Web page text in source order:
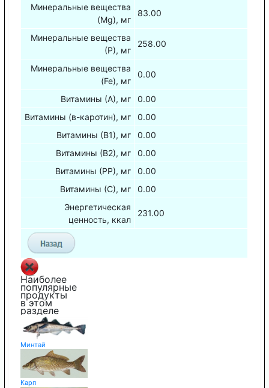
Минеральные вещества
(Mg), мг
83.00
Минеральные вещества
(Р), мг
258.00
Минеральные вещества
(Fe), мг
0.00
Витамины (А), мг
0.00
Витамины (в-каротин), мг
0.00
Витамины (В1), мг
0.00
Витамины (В2), мг
0.00
Витамины (РР), мг
0.00
Витамины (С), мг
0.00
Энергетическая
ценность, ккал
231.00
Наиболее
популярные
продукты
в этом
разделе
Минтай
Карп